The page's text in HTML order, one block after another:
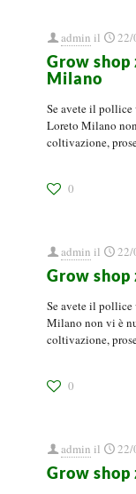
admin il 22/
Grow
Milano
Se avete il pollice
Loreto Milano
coltivazione,
0
admin il 22/
Grow
Se avete il pollice
Milano non vi è
coltivazione,
0
admin il 22/
Grow